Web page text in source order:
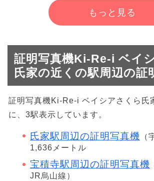
もっと見る
証明写真機Ki-Re-i ベイ
氏家の近くの駅周辺の証
証明写真機Ki-Re-i ベイシアさくら氏
に、3駅表示しています。
氏家駅周辺の証明写真機
（
1,636メートル
宝積寺駅周辺の証明写真機
JR烏山線）